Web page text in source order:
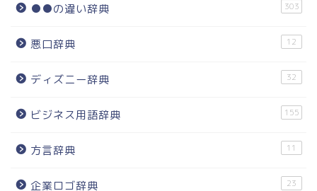
●●の違い辞典 303
悪口辞典 12
ディズニー辞典 32
ビジネス用語辞典 155
方言辞典 11
企業ロゴ辞典 23